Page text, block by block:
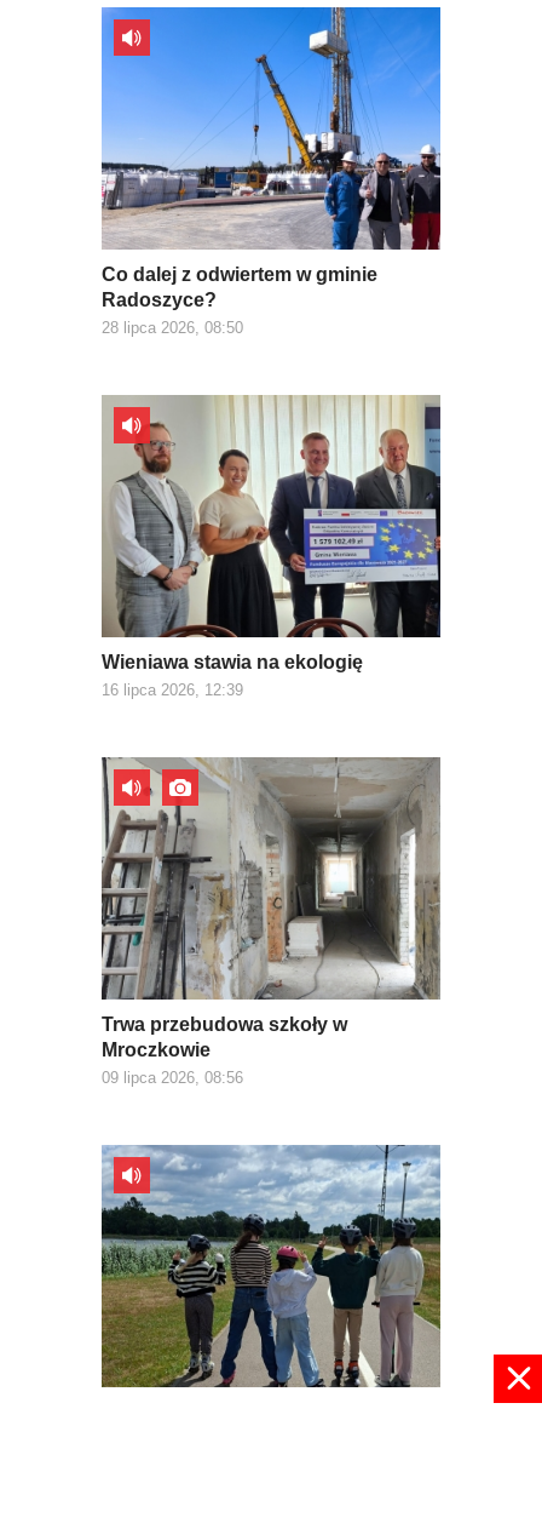
Co dalej z odwiertem w gminie
Radoszyce?
28 lipca 2026, 08:50
Wieniawa stawia na ekologię
16 lipca 2026, 12:39
Trwa przebudowa szkoły w
Mroczkowie
09 lipca 2026, 08:56